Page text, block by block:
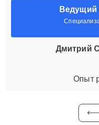
Ведущий
Дмитрий
Опыт